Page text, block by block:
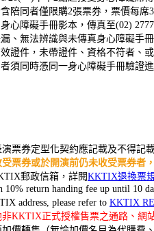
陪同者僅限購2張票券，票價每席
心障礙手冊影本，傳真至(02)
、無法辨識與未傳真身心障礙手
證件，未帶證件、資格不符者、
須同時憑同一身心障礙手冊驗證進
票券定型化契約應記載及不得記
票券或於開演前仍未收受票券者
郵政信箱，詳閱KKTIX退換票
10% return handing fee up until 10
address, please refer to KKTIX
KKTIX正式授權售票之通路、網